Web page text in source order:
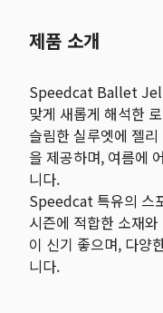
제품 소개
Speedcat Ballet
맞게 새롭게 해석한
슬림한 실루엣에 젤
을 제공하며, 여름에
니다.
Speedcat 특유의 스
시즌에 적합한 소재
이 신기 좋으며, 다양
니다.